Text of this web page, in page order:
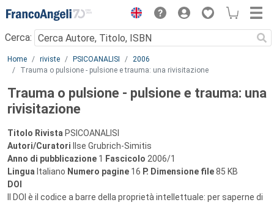
Menu
Cerca:
Main content
Home riviste PSICOANALISI
2006
Trauma o pulsione - pulsione e trauma: una rivisitazione
Trauma o pulsione - pulsione e trauma: una
rivisitazione
Titolo Rivista PSICOANALISI
Autori/Curatori Ilse Grubrich-Simitis
Anno di pubblicazione 1 Fascicolo 2006/1
Lingua Italiano Numero pagine 16 P. Dimensione file85 KB
DOI
Il DOI è il codice a barre della proprietà intellettuale: per saperne di